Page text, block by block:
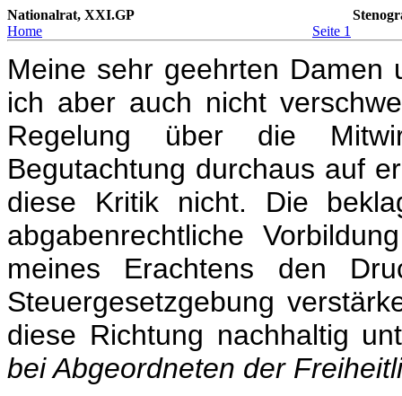
Nationalrat, XXI.GP
Home
Seite 1
Meine sehr geehrten Damen
ich aber auch nicht
Regelung über die
Begutachtung durchaus auf
diese Kritik nicht. Die
abgabenrechtliche
meines Erachtens den
Steuergesetzgebung
diese Richtung nachhaltig
bei Abgeordneten der